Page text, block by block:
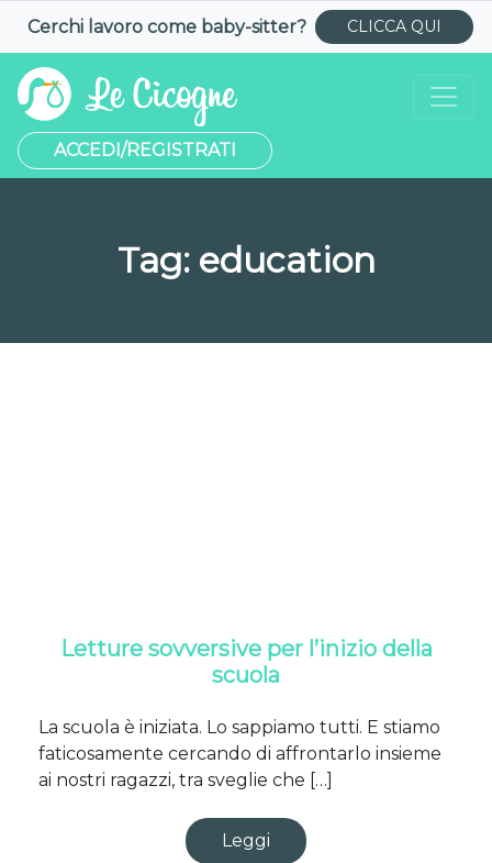
Cerchi lavoro come baby-sitter? CLICCA QUI
ACCEDI/REGISTRATI
Tag: education
Letture sovversive per l’inizio della
scuola
La scuola è iniziata. Lo sappiamo tutti. E stiamo
faticosamente cercando di affrontarlo insieme
ai nostri ragazzi, tra sveglie che […]
Leggi